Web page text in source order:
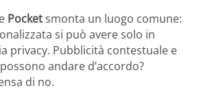
Pocketsmonta un luogo comune:
si può avere solo in
privacy. Pubblicità contestuale e
andare d’accordo?
di no.